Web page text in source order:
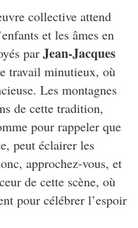
collective attend
et les âmes en
par Jean-Jacques
travail minutieux, où
Les montagnes
de cette tradition,
pour rappeler que
peut éclairer les
approchez-vous, et
de cette scène, où
pour célébrer l’espoir